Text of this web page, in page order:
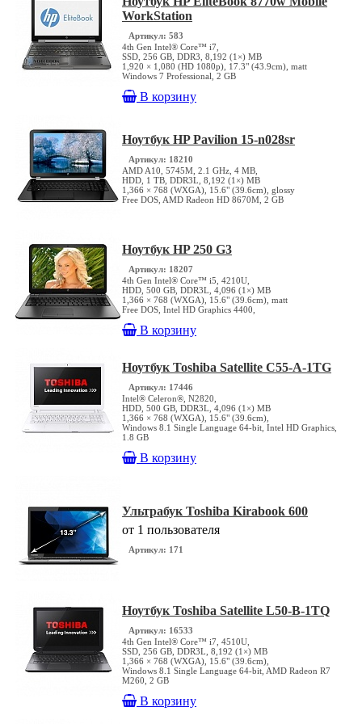
WorkStation
Артикул: 583
4th Gen Intel® Core™ i7,
SSD, 256 GB, DDR3, 8,192 (1×) MB
1,920 × 1,080 (HD 1080p), 17.3" (43.9cm), matt
Windows 7 Professional, 2 GB
В корзину
Ноутбук HP Pavilion 15-n028sr
Артикул: 18210
AMD A10, 5745M, 2.1 GHz, 4 MB,
HDD, 1 TB, DDR3L, 8,192 (1×) MB
1,366 × 768 (WXGA), 15.6" (39.6cm), glossy
Free DOS, AMD Radeon HD 8670M, 2 GB
Ноутбук HP 250 G3
Артикул: 18207
4th Gen Intel® Core™ i5, 4210U,
HDD, 500 GB, DDR3L, 4,096 (1×) MB
1,366 × 768 (WXGA), 15.6" (39.6cm), matt
Free DOS, Intel HD Graphics 4400,
В корзину
Ноутбук Toshiba Satellite C55-A-1TG
Артикул: 17446
Intel® Celeron®, N2820,
HDD, 500 GB, DDR3L, 4,096 (1×) MB
1,366 × 768 (WXGA), 15.6" (39.6cm),
Windows 8.1 Single Language 64-bit, Intel HD Graphics,
1.8 GB
В корзину
Ультрабук Toshiba Kirabook 600
от 1 пользователя
Артикул: 171
Ноутбук Toshiba Satellite L50-B-1TQ
Артикул: 16533
4th Gen Intel® Core™ i7, 4510U,
SSD, 256 GB, DDR3L, 8,192 (1×) MB
1,366 × 768 (WXGA), 15.6" (39.6cm),
Windows 8.1 Single Language 64-bit, AMD Radeon R7
M260, 2 GB
В корзину